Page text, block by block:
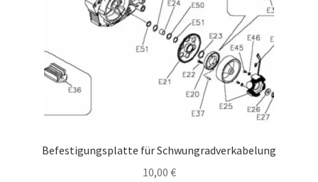
Befestigungsplatte für Schwungradverkabelung
10,00 €